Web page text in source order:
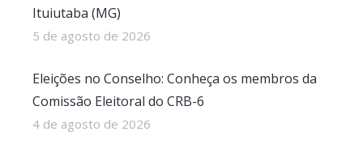
Ituiutaba (MG)
5 de agosto de 2026
Eleições no Conselho: Conheça os membros da
Comissão Eleitoral do CRB-6
4 de agosto de 2026